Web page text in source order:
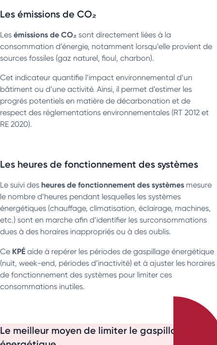
Les émissions de CO₂
Les émissions de CO₂ sont directement liées à la
consommation d’énergie, notamment lorsqu’elle provient de
sources fossiles (gaz naturel, fioul, charbon).
Cet indicateur quantifie l’impact environnemental d’un
bâtiment ou d’une activité. Ainsi, il permet d’estimer les
progrès potentiels en matière de décarbonation et de
respect des réglementations environnementales (RT 2012 et
RE 2020).
Les heures de fonctionnement des systèmes
Le suivi des heures de fonctionnement des systèmes mesure
le nombre d’heures pendant lesquelles les systèmes
énergétiques (chauffage, climatisation, éclairage, machines,
etc.) sont en marche afin d’identifier les surconsommations
dues à des horaires inappropriés ou à des oublis.
Ce KPÉ aide à repérer les périodes de gaspillage énergétique
(nuit, week-end, périodes d’inactivité) et à ajuster les horaires
de fonctionnement des systèmes pour limiter ces
consommations inutiles.
Le meilleur moyen de limiter le gaspillage